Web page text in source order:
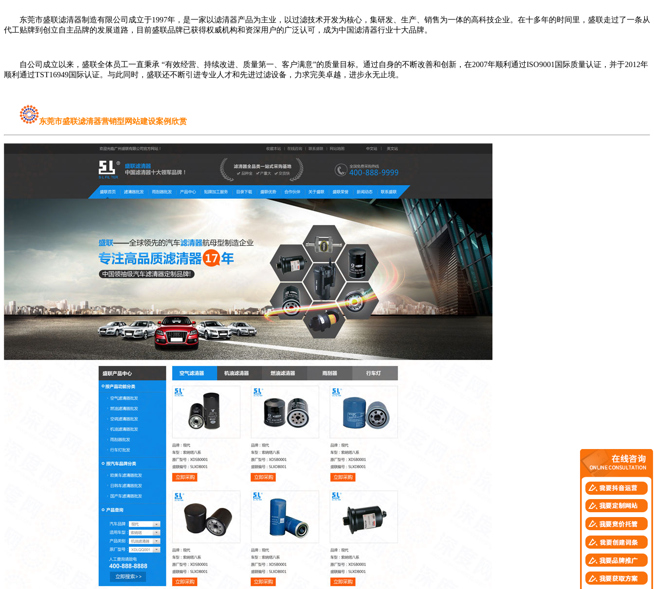
东莞市盛联滤清器制造有限公司成立于1997年，是一家以滤清器产品为主业，以过滤技术开发为核心，集研发、生产、销售为一体的高科技企业。在十多年的时间里，盛联走过了一条从
代工贴牌到创立自主品牌的发展道路，目前盛联品牌已获得权威机构和资深用户的广泛认可，成为中国滤清器行业十大品牌。
自公司成立以来，盛联全体员工一直秉承 “有效经营、持续改进、质量第一、客户满意”的质量目标。通过自身的不断改善和创新，在2007年顺利通过ISO9001国际质量认证，并于2012年
顺利通过TST16949国际认证。与此同时，盛联还不断引进专业人才和先进过滤设备，力求完美卓越，进步永无止境。
东莞市盛联滤清器营销型网站建设案例欣赏